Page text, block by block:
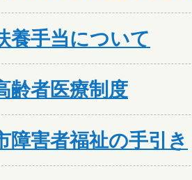
養手当について
齢者医療制度
障害者福祉の手引き